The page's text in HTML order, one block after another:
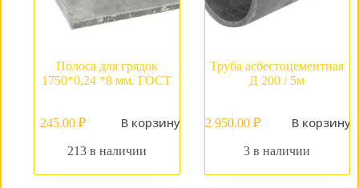
Полоса для грядок
1750*0,24 *8 мм. ГОСТ
245.00 ₽ В корзину
213 в наличии
Труба асбестоцементная
Д 200 / 5м
2 950.00₽ В корзину
3 в наличии